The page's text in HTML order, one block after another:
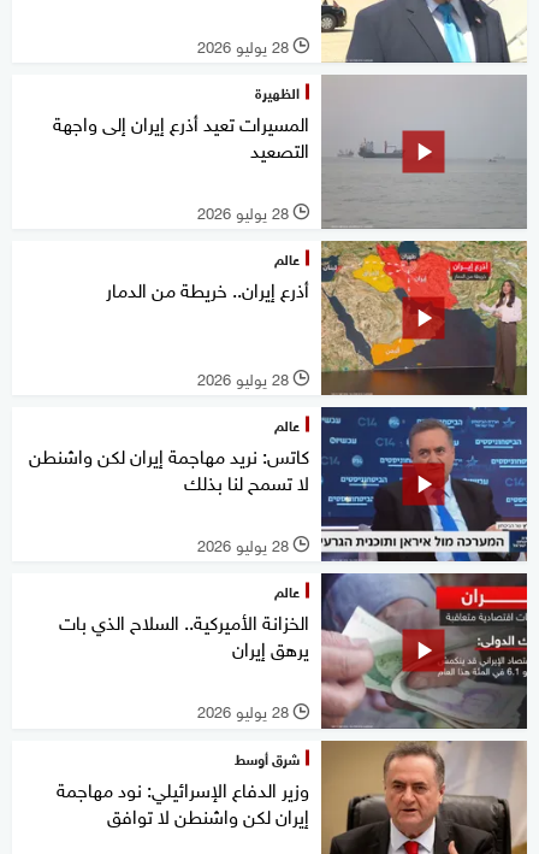
l 28 يوليو 2026
الظهيرة
المسيرات تعيد أذرع إيران إلى واجهة
التصعيد
l 28 يوليو 2026
عالم
أذرع إيران.. خريطة من الدمار
l 28 يوليو 2026
عالم
كاتس: نريد مهاجمة إيران لكن واشنطن
لا تسمح لنا بذلك
l 28 يوليو 2026
عالم
الخزانة الأميركية.. السلاح الذي بات
يرهق إيران
l 28 يوليو 2026
شرق أوسط
وزير الدفاع الإسرائيلي: نود مهاجمة
إيران لكن واشنطن لا توافق